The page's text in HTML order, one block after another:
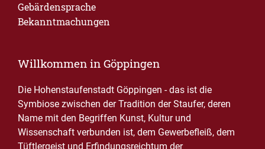
Gebärdensprache
Bekanntmachungen
Willkommen in Göppingen
Die Hohenstaufenstadt Göppingen - das ist die
Symbiose zwischen der Tradition der Staufer, deren
Name mit den Begriffen Kunst, Kultur und
Wissenschaft verbunden ist, dem Gewerbefleiß, dem
Tüftlergeist und Erfindungsreichtum der